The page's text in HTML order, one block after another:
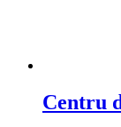
Centru